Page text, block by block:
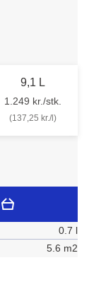
9,1 L
1.249 kr./stk.
(137,25 kr./l)
0.7 l
5.6 m2